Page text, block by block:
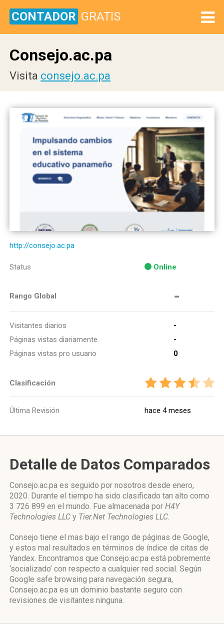
CONTADOR GRATIS
Consejo.ac.pa
Visita consejo.ac.pa
http://consejo.ac.pa
Status Online
Rango Global -
Visitantes diarios
-
Páginas vistas diariamente
-
Páginas vistas pro usuario
0
Clasificación
Última Revisión hace 4 meses
Detalle de Datos Comparados
Consejo.ac.pa es seguido por nosotros desde enero,
2020. Durante el tiempo ha sido clasificado tan alto como
3 726 899 en el mundo. Fue almacenada por H4Y
Technologies LLC y Tier.Net Technologies LLC.
Consejo tiene el mas bajo el rango de páginas de Google,
y estos mal resultados en términos de índice de citas de
Yandex. Encontramos que Consejo.ac.pa está pobremente
‘socializado’ con respecto a cualquier red social. Según
Google safe browsing para navegación segura,
Consejo.ac.pa es un dominio bastante seguro con
revisiones de visitantes ninguna.